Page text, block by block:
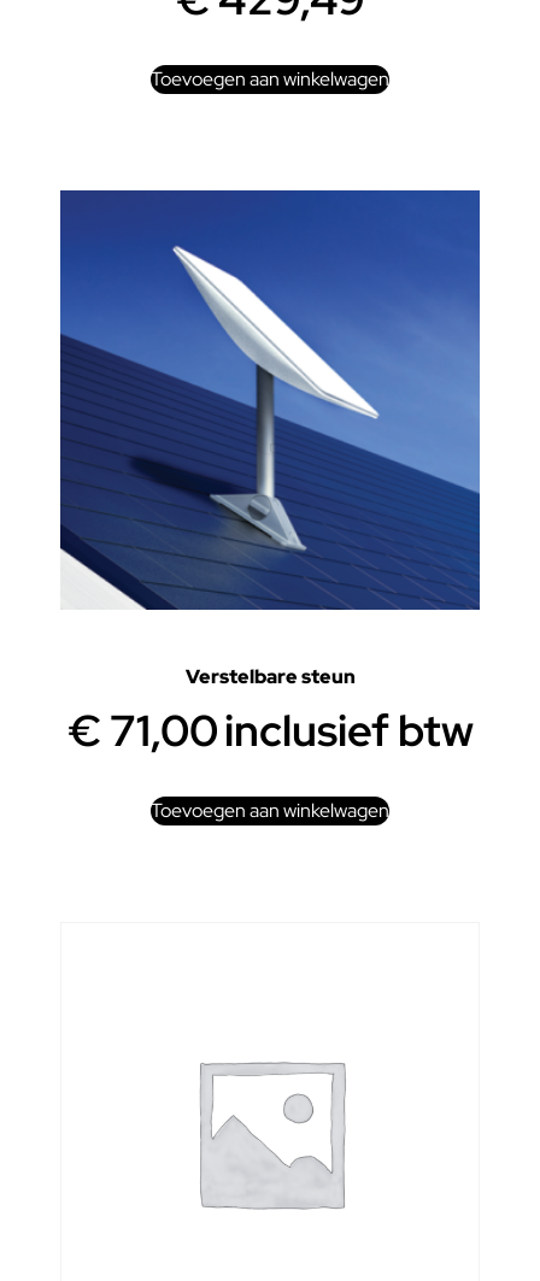
Toevoegen aan winkelwagen
Verstelbare steun
€71,00inclusief btw
Toevoegen aan winkelwagen